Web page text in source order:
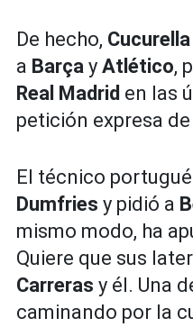
De hecho, Cucurella
a Barça y Atlético,
Real Madrid en las
petición expresa de
El técnico
Dumfries y pidió a
mismo modo, ha
Quiere que sus
Carreras y él. Una
caminando por la